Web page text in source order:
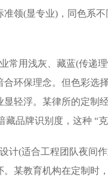
领(显专业)，同色系
常用浅灰、藏蓝(传递
环保理念。但色彩选
轻浮。某律所的定制
品牌识别度，这种 “
计(适合工程团队夜间
某教育机构在定制时